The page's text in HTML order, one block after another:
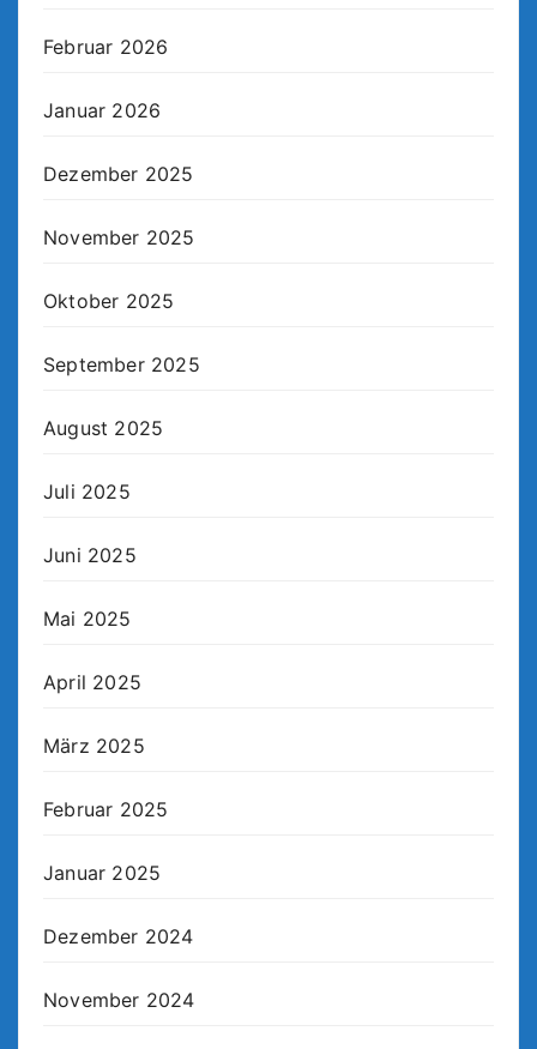
Februar 2026
Januar 2026
Dezember 2025
November 2025
Oktober 2025
September 2025
August 2025
Juli 2025
Juni 2025
Mai 2025
April 2025
März 2025
Februar 2025
Januar 2025
Dezember 2024
November 2024